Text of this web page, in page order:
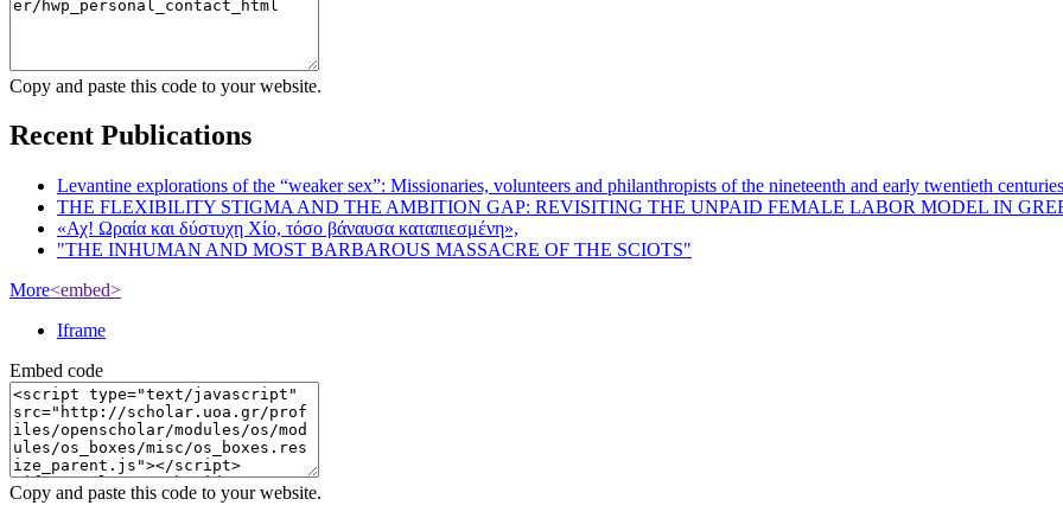
Copy and paste this code to your website.
Recent Publications
Levantine explorations of the “weaker sex”: Missionaries, volunteers and philanthropists of the nineteenth and early twentieth centuries
THE FLEXIBILITY STIGMA AND THE AMBITION GAP: REVISITING THE UNPAID FEMALE LABOR MODEL IN
«Αχ! Ωραία και δύστυχη Χίο, τόσο βάναυσα καταπιεσμένη»,
"THE INHUMAN AND MOST BARBAROUS MASSACRE OF THE SCIOTS"
More<embed>
Iframe
Embed code
Copy and paste this code to your website.